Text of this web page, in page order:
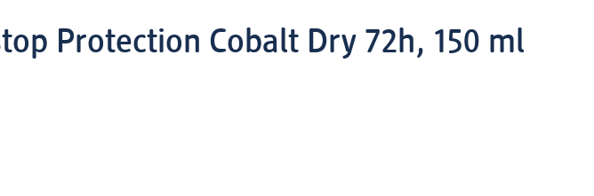
Protection Cobalt Dry 72h, 150 ml